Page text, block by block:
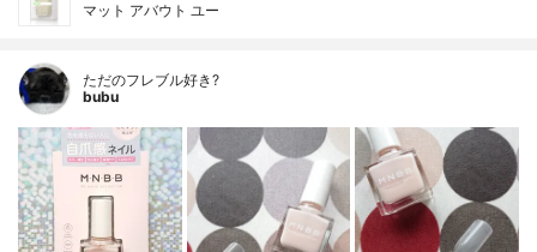
マット アバウト ユー
ただのフレブル好き?
bubu